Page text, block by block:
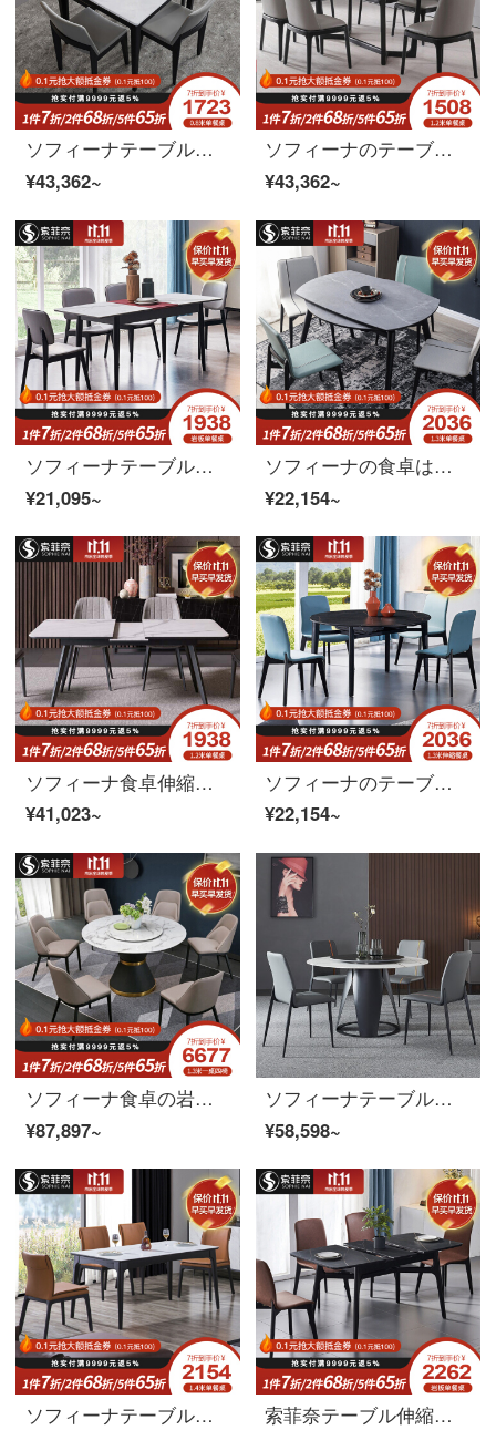
ソフィーナテーブル大理石テーブル北欧現代簡単な岩板テーブルとテーブルの組み合わせはきわめて簡単で、小さなテーブルの正方形の4人のテーブルは1.0メートルのテーブルに4つのテーブルがあります。
¥43,362~
ソフィーナのテーブルの大理石テーブルの組み合わせ6人の北欧の小さなテーブル4人の近代的なシンプルな長方形のテーブル
¥43,362~
ソフィーナテーブル伸縮テーブル岩板テーブル北欧軽奢岩板テーブル家庭用小戸型伸縮可能なテーブルテーブルとテーブルの組み合わせのテーブルテーブルテーブル
¥21,095~
ソフィーナの食卓は伸縮可能で、丸いテーブルとテーブルの組み合わせは北欧の食事テーブルがあります。家庭用の簡単で小さな部屋型の岩板の丸いテーブルです。1.3メートルの伸縮テーブルがあります。
¥22,154~
ソフィーナ食卓伸縮テーブル岩板テーブル北欧岩板テーブル現代軽奢家庭用小型長方形テーブル1.4 mテーブル四つの椅子
¥41,023~
ソフィーナのテーブルは、北欧の小さなテーブルに伸縮式の極簡単な岩板伸縮式のテーブルとテーブルのセットは、軽量で豪華な多機能な折りたたみ式のテーブルです。1.3メートルの伸縮式テーブルです。
¥22,154~
ソフィーナ食卓の岩板テーブルの後、現代の軽い贅沢な食事テーブルとテーブルと椅子の組み合わせ家庭用の小さな家型北欧ins風のシンプルな食事テーブルです。1.5メートルのテーブルと6つのテーブルがあります。
¥87,897~
ソフィーナテーブルの岩板テーブル現代簡単な丸テーブルの軽い贅沢なテーブルテーブルテーブルとテーブルの組み合わせ家庭用の回転盤付き岩板テーブル1.35メートルのテーブルに四つのテーブルがあります。
¥58,598~
ソフィーナテーブル洋式テーブルセットイタリア輸入岩板テーブル家庭食事テーブル1.5 mテーブル6テーブル
索菲奈テーブル伸縮テーブルイタリア輸入岩板テーブル簡単現代食事テーブルセット1.2 m伸縮テーブル（伸縮後1.5 m）六椅子